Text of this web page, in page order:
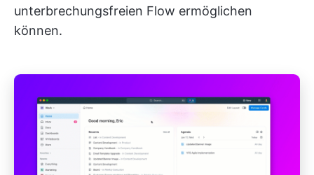
unterbrechungsfreien Flow ermöglichen
können.